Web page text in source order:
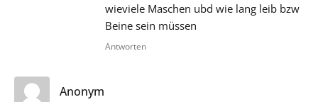
wieviele Maschen ubd wie lang leib bzw
Beine sein müssen
Antworten
Anonym